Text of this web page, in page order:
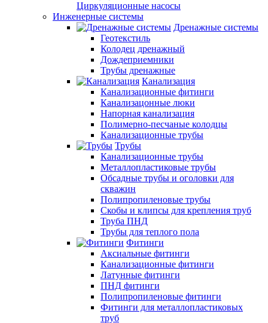
Циркуляционные насосы
Инженерные системы
Дренажные системы
Геотекстиль
Колодец дренажный
Дождеприемники
Трубы дренажные
Канализация
Канализационные фитинги
Канализацонные люки
Напорная канализация
Полимерно-песчаные колодцы
Канализационные трубы
Трубы
Канализационные трубы
Металлопластиковые трубы
Обсадные трубы и оголовки для
скважин
Полипропиленовые трубы
Скобы и клипсы для крепления труб
Труба ПНД
Трубы для теплого пола
Фитинги
Аксиальные фитинги
Канализационные фитинги
Латунные фитинги
ПНД фитинги
Полипропиленовые фитинги
Фитинги для металлопластиковых
труб